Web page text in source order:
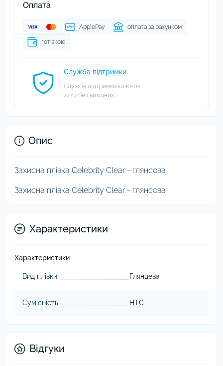
Оплата
ApplePay оплата за рахунком
готівкою
Служба підтримки
Служба підтримки клієнтів
24/7 без вихідних
Опис
Захисна плівка Celebrity Clear - глянсова
Захисна плівка Celebrity Clear - глянсова
Характеристики
Характеристики
Вид плівки Глянцева
Сумісність HTC
Відгуки